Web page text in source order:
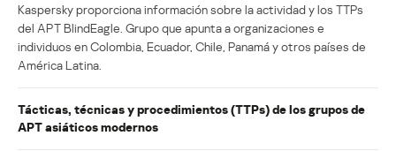
Kaspersky proporciona información sobre la actividad y los TTPs
del APT BlindEagle. Grupo que apunta a organizaciones e
individuos en Colombia, Ecuador, Chile, Panamá y otros países de
América Latina.
Tácticas, técnicas y procedimientos (TTPs) de los grupos de
APT asiáticos modernos